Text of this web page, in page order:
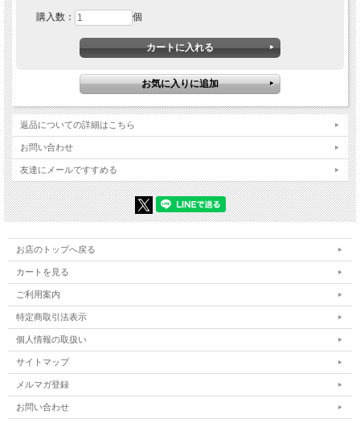
購入数： 個
返品についての詳細はこちら
お問い合わせ
友達にメールですすめる
お店のトップへ戻る
カートを見る
ご利用案内
特定商取引法表示
個人情報の取扱い
サイトマップ
メルマガ登録
お問い合わせ